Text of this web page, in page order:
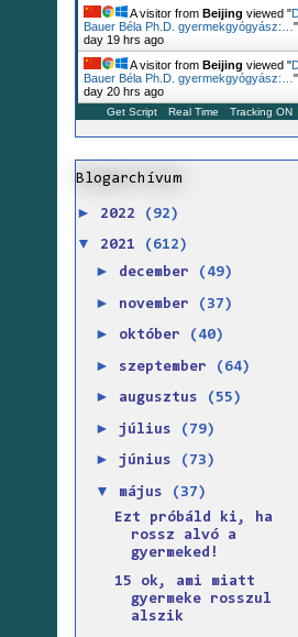
A visitor from Beijing viewed "
Bauer Béla Ph.D. gyermekgyógyász:… "
day 19 hrs ago
A visitor from Beijing viewed "
Bauer Béla Ph.D. gyermekgyógyász:… "
day 20 hrs ago
Get Script Real Time Tracking ON
Blogarchívum
► 2022 (92)
▼ 2021 (612)
► december (49)
► november (37)
► október (40)
► szeptember (64)
► augusztus (55)
► július (79)
► június (73)
▼ május
(37)
Ezt próbáld ki, ha
rossz alvó a
gyermeked!
15 ok, ami miatt
gyermeke rosszul
alszik